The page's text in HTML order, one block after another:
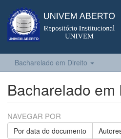
Bacharelado em Direito
Bacharelado em
NAVEGAR POR
Por data do documento